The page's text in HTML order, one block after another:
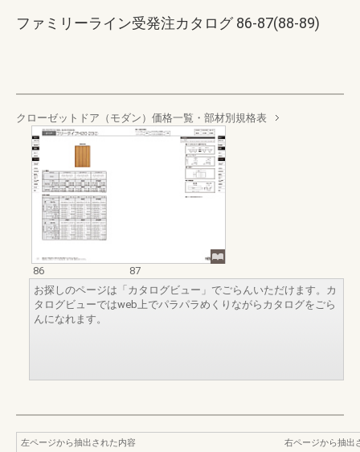
ファミリーライン受発注カタログ 86-87(88-89)
クローゼットドア（モダン）価格一覧・部材別規格表
86
87
お探しのページは「カタログビュー」でごらんいただけます。カ
タログビューではweb上でパラパラめくりながらカタログをごら
んになれます。
左ページから抽出された内容
右ページから抽出